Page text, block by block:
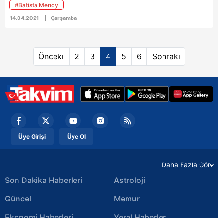
Liverpool ile 0-0 berabere kaldı ve yarı finale
yükselmeyi başardı. Ozan Kabak'ın Liverpool'da ilk
pozisyonlarını bir bir engelleyen Madrid savunması,
ipi göğüsleyen taraf oldu. İşte Liverpool - Real Madrid
#Batista Mendy
14.04.2021 Çarşamba
Önceki 2 3 4 5 6 Sonraki
Üye Girişi Üye Ol
Daha Fazla Gör
Son Dakika Haberleri
Güncel
Astroloji
Memur